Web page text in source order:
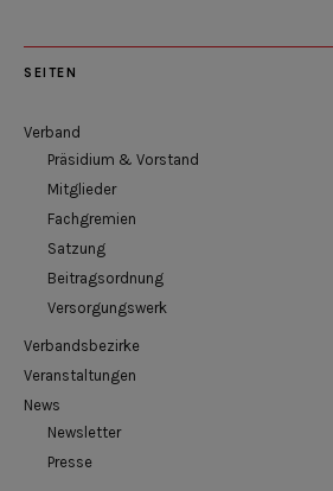
SEITEN
Verband
Präsidium & Vorstand
Mitglieder
Fachgremien
Satzung
Beitragsordnung
Versorgungswerk
Verbandsbezirke
Veranstaltungen
News
Newsletter
Presse